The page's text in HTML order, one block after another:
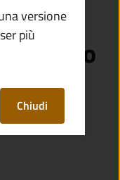
versione
più
Chiudi